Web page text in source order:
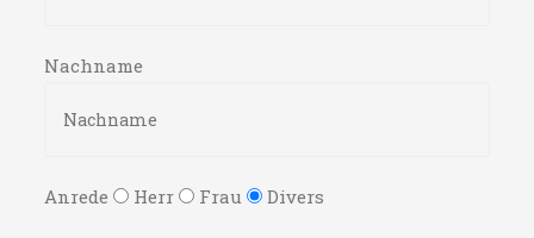
Nachname
Anrede Herr Frau Divers